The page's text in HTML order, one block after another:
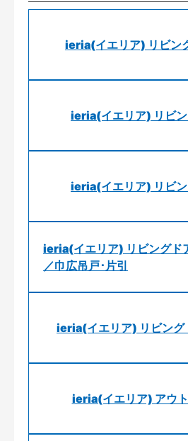
ieria(イエリア) リビン
ieria(イエリア) リビ
ieria(イエリア) リビ
ieria(イエリア) リビングド
／巾広吊戸･片引
ieria(イエリア) リビング
ieria(イエリア) アウ